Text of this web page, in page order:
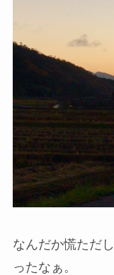
なんだか慌ただ
ったなぁ。